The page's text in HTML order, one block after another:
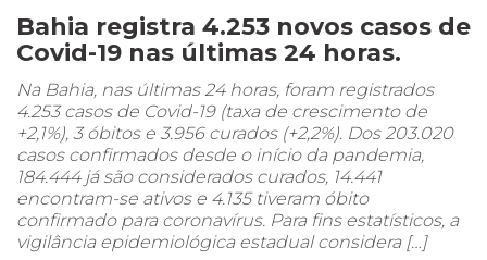
Bahia registra 4.253 novos casos de
Covid-19 nas últimas 24 horas.
Na Bahia, nas últimas 24 horas, foram registrados
4.253 casos de Covid-19 (taxa de crescimento de
+2,1%), 3 óbitos e 3.956 curados (+2,2%). Dos 203.020
casos confirmados desde o início da pandemia,
184.444 já são considerados curados, 14.441
encontram-se ativos e 4.135 tiveram óbito
confirmado para coronavírus. Para fins estatísticos, a
vigilância epidemiológica estadual considera […]